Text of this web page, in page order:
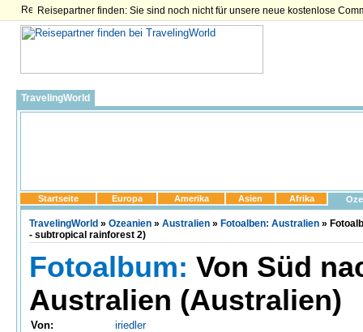
Reisepartner finden: Sie sind noch nicht für unsere neue kostenlose
TravelingWorld
Startseite Europa Amerika Asien Afrika
TravelingWorld » Ozeanien » Australien » Fotoalben: Australien »
- subtropical rainforest 2)
Fotoalbum: Von Süd
Australien (Australien)
Von:
iriedler